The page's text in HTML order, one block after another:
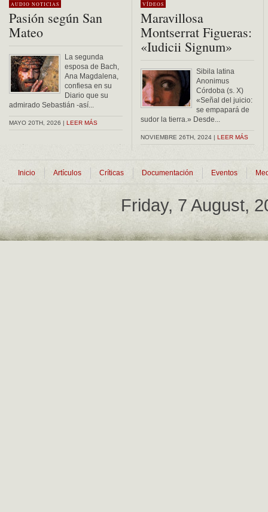
AUDIO NOTICIAS
Pasión según San
Mateo
La segunda
esposa de Bach,
Ana Magdalena,
confiesa en su
Diario que su
admirado Sebastián -así...
MAYO 20TH, 2026 | LEER MÁS
VÍDEOS
Maravillosa
Montserrat Figueras:
«Iudicii Signum»
Sibila latina
Anonimus
Córdoba (s. X)
«Señal del juicio:
se empapará de
sudor la tierra.» Desde...
NOVIEMBRE 26TH, 2024 | LEER MÁS
Inicio Artículos Críticas Documentación Eventos
Friday, 7 August,